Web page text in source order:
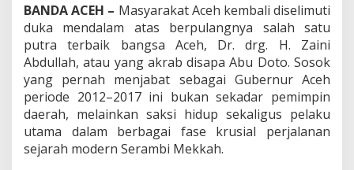
e
n
g
e
n
a
n
g
D
r
BANDA ACEH – Masyarakat Aceh kembali diselimuti
duka mendalam atas berpulangnya salah satu
putra terbaik bangsa Aceh, Dr. drg. H. Zaini
Abdullah, atau yang akrab disapa Abu Doto. Sosok
yang pernah menjabat sebagai Gubernur Aceh
periode 2012–2017 ini bukan sekadar pemimpin
daerah, melainkan saksi hidup sekaligus pelaku
utama dalam berbagai fase krusial perjalanan
sejarah modern Serambi Mekkah.